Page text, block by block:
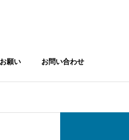
願い お問い合わせ